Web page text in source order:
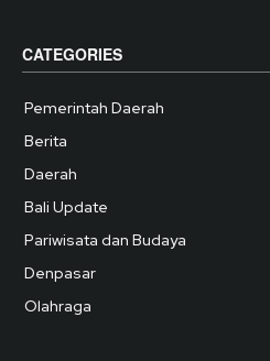
CATEGORIES
Pemerintah Daerah
Berita
Daerah
Bali Update
Pariwisata dan Budaya
Denpasar
Olahraga